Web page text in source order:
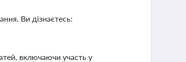
Ви дізнаєтесь:
включаючи участь у